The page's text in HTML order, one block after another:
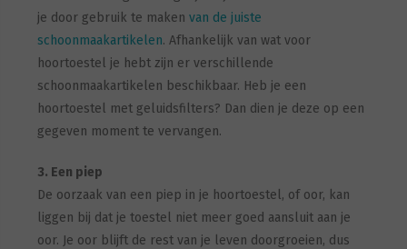
je door gebruik te maken van de juiste
schoonmaakartikelen. Afhankelijk van wat voor
hoortoestel je hebt zijn er verschillende
schoonmaakartikelen beschikbaar. Heb je een
hoortoestel met geluidsfilters? Dan dien je deze op een
gegeven moment te vervangen.
3. Een piep
De oorzaak van een piep in je hoortoestel, of oor, kan
liggen bij dat je toestel niet meer goed aansluit aan je
oor. Je oor blijft de rest van je leven doorgroeien, dus